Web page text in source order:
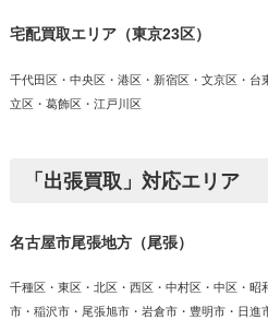
宅配買取エリア（東京23区）
千代田区・中央区・港区・新宿区・文京区・
立区・葛飾区・江戸川区
「出張買取」対応エリア
名古屋市尾張地方（尾張）
千種区・東区・北区・西区・中村区・中区・
市・稲沢市・尾張旭市・岩倉市・豊明市・日進